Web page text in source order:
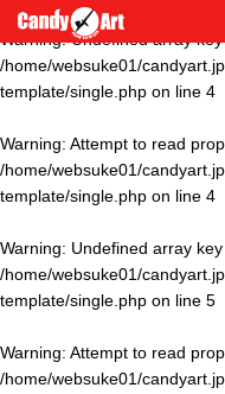
Warning: Undefined array
/home/websuke01/
template/single.php on line 4
Warning: Attempt to read
/home/websuke01/
template/single.php on line 4
Warning: Undefined array
/home/websuke01/
template/single.php on line 5
Warning: Attempt to read
/home/websuke01/